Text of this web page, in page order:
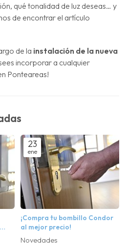
qué tonalidad de luz deseas… y
de encontrar el artículo
de la instalación de la nueva
incorporar a cualquier
Ponteareas!
23
ene
¡Compra tu bombillo Condor
al mejor precio!
Novedades